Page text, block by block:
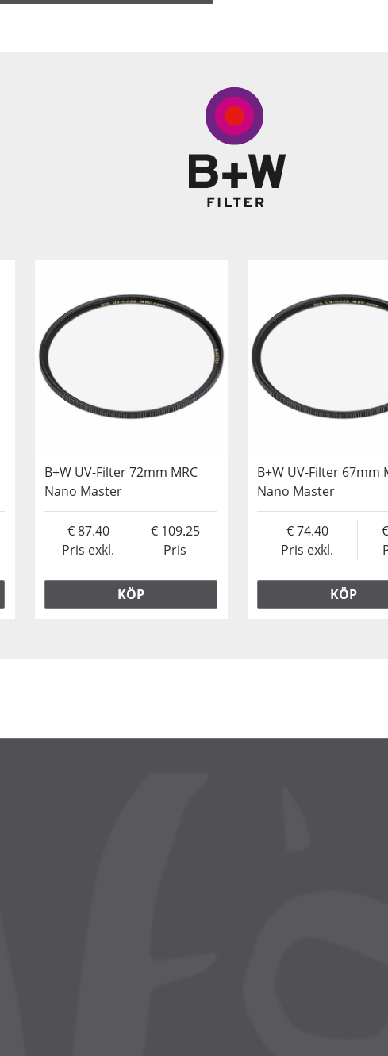
B+W UV-Filter 72mm MRC
Nano Master
Pris exkl.
87.40
Pris
109.25
KÖP
B+W UV-Filter 67mm
Nano Master
Pris exkl.
74.40
KÖP